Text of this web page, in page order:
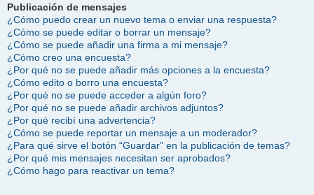
Publicación de mensajes
¿Cómo puedo crear un nuevo tema o enviar una respuesta?
¿Cómo se puede editar o borrar un mensaje?
¿Cómo se puede añadir una firma a mi mensaje?
¿Cómo creo una encuesta?
¿Por qué no se puede añadir más opciones a la encuesta?
¿Cómo edito o borro una encuesta?
¿Por qué no se puede acceder a algún foro?
¿Por qué no se puede añadir archivos adjuntos?
¿Por qué recibí una advertencia?
¿Cómo se puede reportar un mensaje a un moderador?
¿Para qué sirve el botón “Guardar” en la publicación de temas?
¿Por qué mis mensajes necesitan ser aprobados?
¿Cómo hago para reactivar un tema?